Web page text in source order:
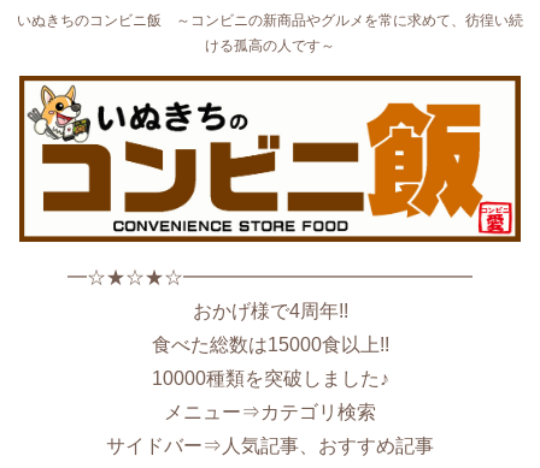
いぬきちのコンビニ飯 ～コンビニの新商品やグルメを常に求めて、彷徨い続
ける孤高の人です～
━☆★☆★☆━━━━━━━━━━━━━━━
おかげ様で4周年!!
食べた総数は15000食以上!!
10000種類を突破しました♪
メニュー⇒カテゴリ検索
サイドバー⇒人気記事、おすすめ記事